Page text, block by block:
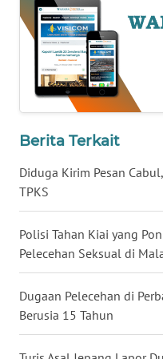
Berita Terkait
Diduga Kirim Pesan
TPKS
Polisi Tahan Kiai yang
Pelecehan Seksual di
Dugaan Pelecehan di
Berusia 15 Tahun
WN
BABEL
WN
SUMBAR
WN
WN
LAMPUNG
WN
JATENG